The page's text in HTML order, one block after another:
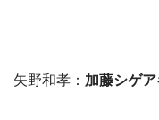
矢野和孝： 加藤シゲア